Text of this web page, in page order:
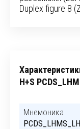
Duplex figure 8
H+S
Мнемоника